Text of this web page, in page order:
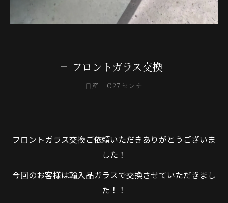
フロントガラス交換
日産 C27セレナ
フロントガラス交換ご依頼いただきありがとうございま
した！
今回のお客様は輸入品ガラスで交換させていただきまし
た！！